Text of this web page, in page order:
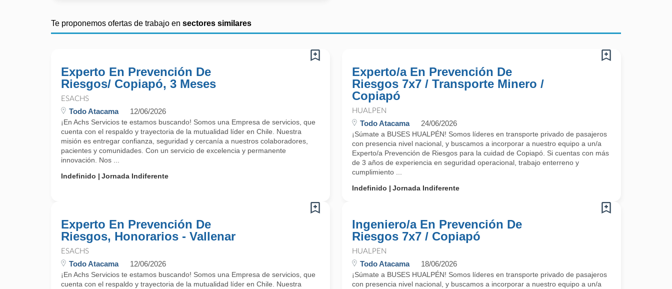
Te proponemos ofertas de trabajo en sectores similares
Experto En Prevención De
Riesgos/ Copiapó, 3 Meses
ESACHS
Todo Atacama 12/06/2026
¡En Achs Servicios te estamos buscando! Somos una Empresa de servicios, que
cuenta con el respaldo y trayectoria de la mutualidad líder en Chile. Nuestra
misión es entregar confianza, seguridad y cercanía a nuestros colaboradores,
pacientes y comunidades. Con un servicio de excelencia y permanente
innovación. Nos ...
Indefinido
Jornada Indiferente
Experto/a En Prevención De
Riesgos 7x7 / Transporte Minero /
Copiapó
HUALPEN
Todo Atacama 24/06/2026
¡Súmate a BUSES HUALPÉN! Somos líderes en transporte privado de pasajeros
con presencia nivel nacional, y buscamos a incorporar a nuestro equipo a un/a
Experto/a Prevención de Riesgos para la cuidad de Copiapó. Si cuentas con más
de 3 años de experiencia en seguridad operacional, trabajo enterreno y
cumplimiento ...
Indefinido
Jornada Indiferente
Experto En Prevención De
Riesgos, Honorarios - Vallenar
ESACHS
Todo Atacama 12/06/2026
¡En Achs Servicios te estamos buscando! Somos una Empresa de servicios, que
cuenta con el respaldo y trayectoria de la mutualidad líder en Chile. Nuestra
Ingeniero/a En Prevención De
Riesgos 7x7 / Copiapó
HUALPEN
Todo Atacama 18/06/2026
¡Súmate a BUSES HUALPÉN! Somos líderes en transporte privado de pasajeros
con presencia nivel nacional, y buscamos a incorporar a nuestro equipo a un/a